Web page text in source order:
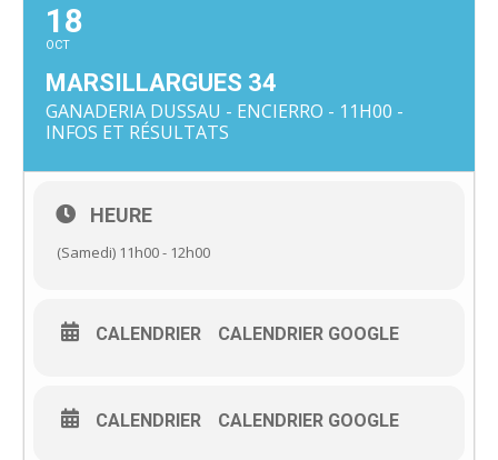
18
OCT
MARSILLARGUES 34
GANADERIA DUSSAU - ENCIERRO - 11H00 -
INFOS ET RÉSULTATS
HEURE
(Samedi) 11h00 - 12h00
CALENDRIER CALENDRIER GOOGLE
CALENDRIER CALENDRIER GOOGLE